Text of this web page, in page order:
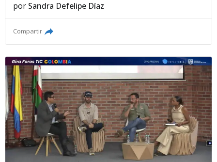
por Sandra Defelipe Díaz
Compartir